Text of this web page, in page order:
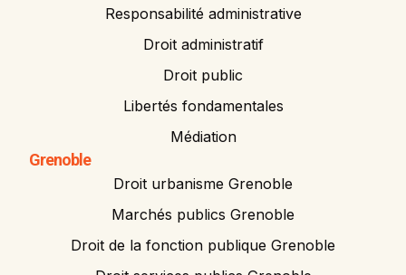
Responsabilité administrative
Droit administratif
Droit public
Libertés fondamentales
Médiation
Grenoble
Droit urbanisme Grenoble
Marchés publics Grenoble
Droit de la fonction publique Grenoble